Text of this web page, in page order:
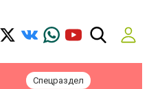
Спецраздел